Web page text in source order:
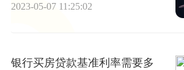
2023-05-07 11:25:02
银行买房贷款基准利率需要多